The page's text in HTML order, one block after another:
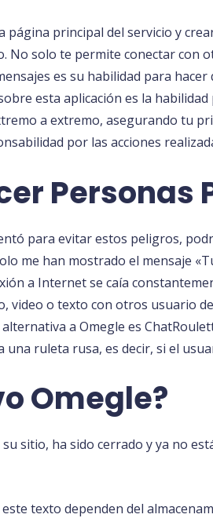
principal del servicio y
No solo te permite conectar con
es su habilidad para
esta aplicación es la
a extremo, asegurando tu
por las acciones
Personas
para evitar estos peligros,
me han mostrado el mensaje
a Internet se caía
o texto con otros usuario
a Omegle es
ruleta rusa, es decir, si el
Omegle?
sitio, ha sido cerrado y ya no
texto dependen del